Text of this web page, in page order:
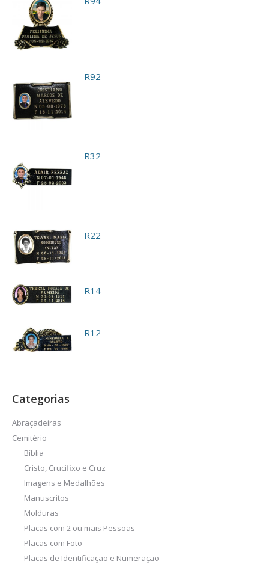
R92
R32
R22
R14
R12
Categorias
Abraçadeiras
Cemitério
Bíblia
Cristo, Crucifixo e Cruz
Imagens e Medalhões
Manuscritos
Molduras
Placas com 2 ou mais Pessoas
Placas com Foto
Placas de Identificação e Numeração